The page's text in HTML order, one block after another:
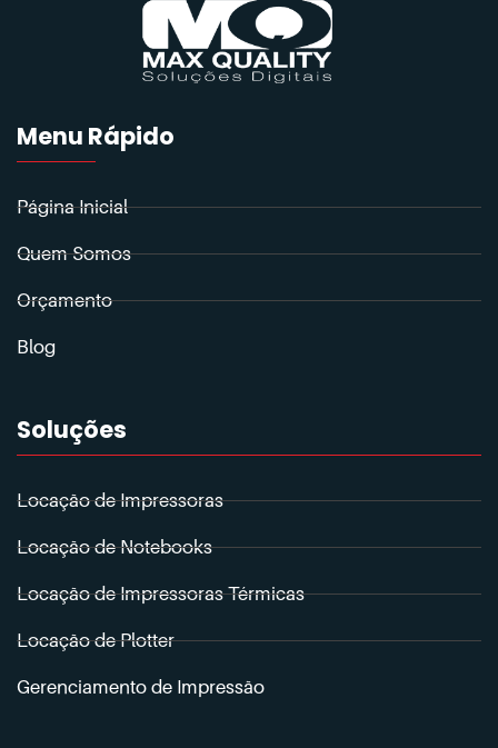
Menu Rápido
Página Inicial
Quem Somos
Orçamento
Blog
Soluções
Locação de Impressoras
Locação de Notebooks
Locação de Impressoras Térmicas
Locação de Plotter
Gerenciamento de Impressão